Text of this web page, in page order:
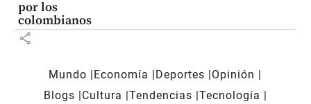
por los
colombianos
share
Mundo Economía Deportes
Opinión
Blogs
Cultura Tendencias Tecnología